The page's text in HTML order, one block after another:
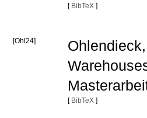
[ BibTeX ]
[Ohl24]
[ BibTeX ]